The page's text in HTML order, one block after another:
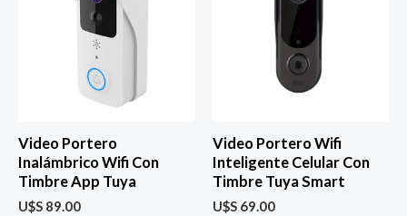
Video Portero
Inalámbrico Wifi Con
Timbre App Tuya
U$S 89.00
Video Portero Wifi
Inteligente Celular Con
Timbre Tuya Smart
U$S 69.00